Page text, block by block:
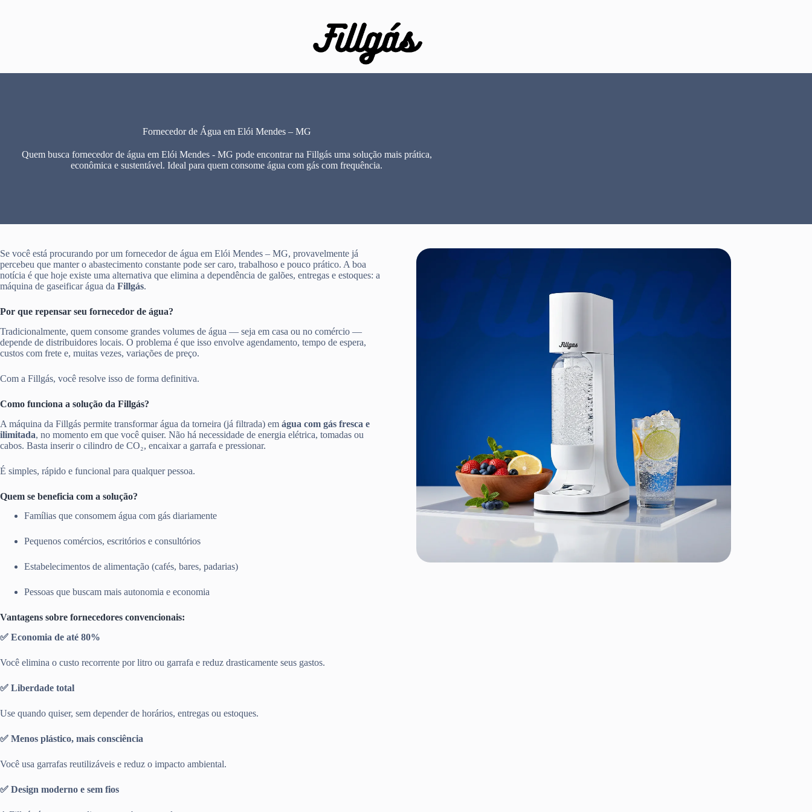
Fornecedor de Água em Elói Mendes – MG
Quem busca fornecedor de água em Elói Mendes - MG pode encontrar na Fillgás uma solução mais prática,
econômica e sustentável. Ideal para quem consome água com gás com frequência.
Se você está procurando por um fornecedor de água em Elói Mendes – MG, provavelmente já
percebeu que manter o abastecimento constante pode ser caro, trabalhoso e pouco prático. A boa
notícia é que hoje existe uma alternativa que elimina a dependência de galões, entregas e estoques: a
máquina de gaseificar água da Fillgás.
Por que repensar seu fornecedor de água?
Tradicionalmente, quem consome grandes volumes de água — seja em casa ou no comércio —
depende de distribuidores locais. O problema é que isso envolve agendamento, tempo de espera,
custos com frete e, muitas vezes, variações de preço.
Com a Fillgás, você resolve isso de forma definitiva.
Como funciona a solução da Fillgás?
A máquina da Fillgás permite transformar água da torneira (já filtrada) em água com gás fresca e
ilimitada, no momento em que você quiser. Não há necessidade de energia elétrica, tomadas ou
cabos. Basta inserir o cilindro de CO₂, encaixar a garrafa e pressionar.
É simples, rápido e funcional para qualquer pessoa.
Quem se beneficia com a solução?
Famílias que consomem água com gás diariamente
Pequenos comércios, escritórios e consultórios
Estabelecimentos de alimentação (cafés, bares, padarias)
Pessoas que buscam mais autonomia e economia
Vantagens sobre fornecedores convencionais:
✅ Economia de até 80%
Você elimina o custo recorrente por litro ou garrafa e reduz drasticamente seus gastos.
✅ Liberdade total
Use quando quiser, sem depender de horários, entregas ou estoques.
✅ Menos plástico, mais consciência
Você usa garrafas reutilizáveis e reduz o impacto ambiental.
✅ Design moderno e sem fios